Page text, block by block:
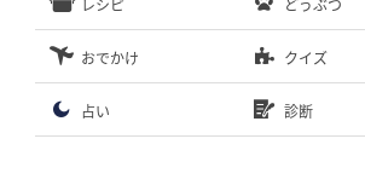
レシピ どうぶつ
おでかけ クイズ
占い 診断